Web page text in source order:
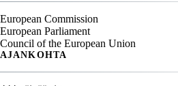
European Commission
European Parliament
Council of the European Union
AJANKOHTA